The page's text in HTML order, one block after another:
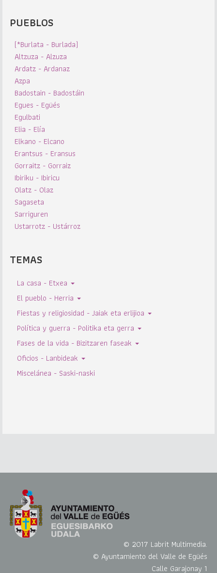
PUEBLOS
(*Burlata - Burlada)
Altzuza - Alzuza
Ardatz - Ardanaz
Azpa
Badostain - Badostáin
Egues - Egüés
Egulbati
Elia - Elía
Elkano - Elcano
Erantsus - Eransus
Gorraitz - Gorraiz
Ibiriku - Ibiricu
Olatz - Olaz
Sagaseta
Sarriguren
Ustarrotz - Ustárroz
TEMAS
La casa - Etxea
El pueblo - Herria
Fiestas y religiosidad - Jaiak eta erlijioa
Política y guerra - Politika eta gerra
Fases de la vida - Bizitzaren faseak
Oficios - Lanbideak
Miscelánea - Saski-naski
© 2017 Labrit Multimedia.
© Ayuntamiento del Valle de Egüés
Calle Garajonay 1